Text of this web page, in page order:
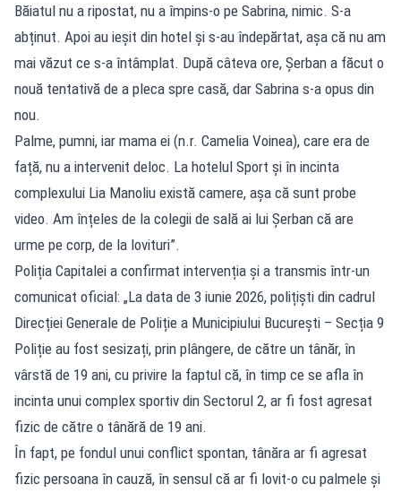
Băiatul nu a ripostat, nu a împins-o pe Sabrina, nimic. S-a
abținut. Apoi au ieșit din hotel și s-au îndepărtat, așa că nu am
mai văzut ce s-a întâmplat. După câteva ore, Șerban a făcut o
nouă tentativă de a pleca spre casă, dar Sabrina s-a opus din
nou.
Palme, pumni, iar mama ei (n.r. Camelia Voinea), care era de
față, nu a intervenit deloc. La hotelul Sport și în incinta
complexului Lia Manoliu există camere, așa că sunt probe
video. Am înțeles de la colegii de sală ai lui Șerban că are
urme pe corp, de la lovituri”.
Poliția Capitalei a confirmat intervenția și a transmis într-un
comunicat oficial: „La data de 3 iunie 2026, polițiști din cadrul
Direcției Generale de Poliție a Municipiului București – Secția 9
Poliție au fost sesizați, prin plângere, de către un tânăr, în
vârstă de 19 ani, cu privire la faptul că, în timp ce se afla în
incinta unui complex sportiv din Sectorul 2, ar fi fost agresat
fizic de către o tânără de 19 ani.
În fapt, pe fondul unui conflict spontan, tânăra ar fi agresat
fizic persoana în cauză, în sensul că ar fi lovit-o cu palmele și